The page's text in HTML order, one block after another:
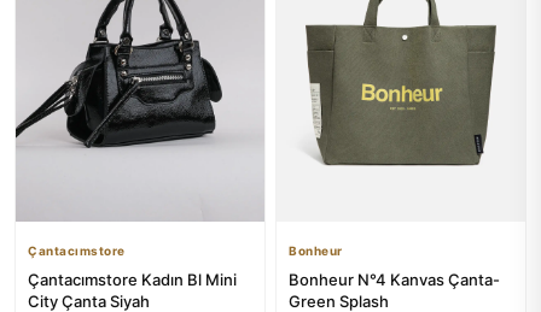
Çantacımstore
Çantacımstore Kadın Bl Mini
City Çanta Siyah
Bonheur
Bonheur N°4 Kanvas Çanta-
Green Splash